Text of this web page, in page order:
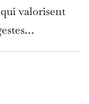
valorisent